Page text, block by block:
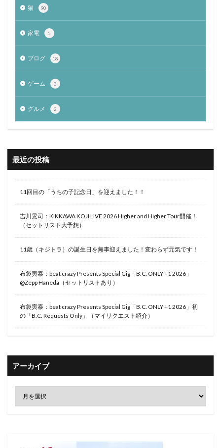
猫 90
家電 5
ブログ 18
ゲーム 3
グルメ 2
最近の投稿
11回目の「うちの子記念日」を迎えました！！
吉川晃司：KIKKAWA KOJI LIVE 2026 Higher and Higher Tour開催！
（セットリスト大予想）
11歳（キジトラ）の誕生日を無事迎えました！変わらず元気です！
布袋寅泰：beat crazy Presents Special Gig「B.C. ONLY +1 2026」
@Zepp Haneda（セットリストあり）
布袋寅泰：beat crazy Presents Special Gig「B.C. ONLY +1 2026」初
の「B.C. Requests Only」（マイリクエスト紹介）
アーカイブ